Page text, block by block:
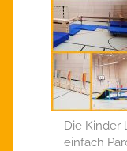
Die Kinder
einfach